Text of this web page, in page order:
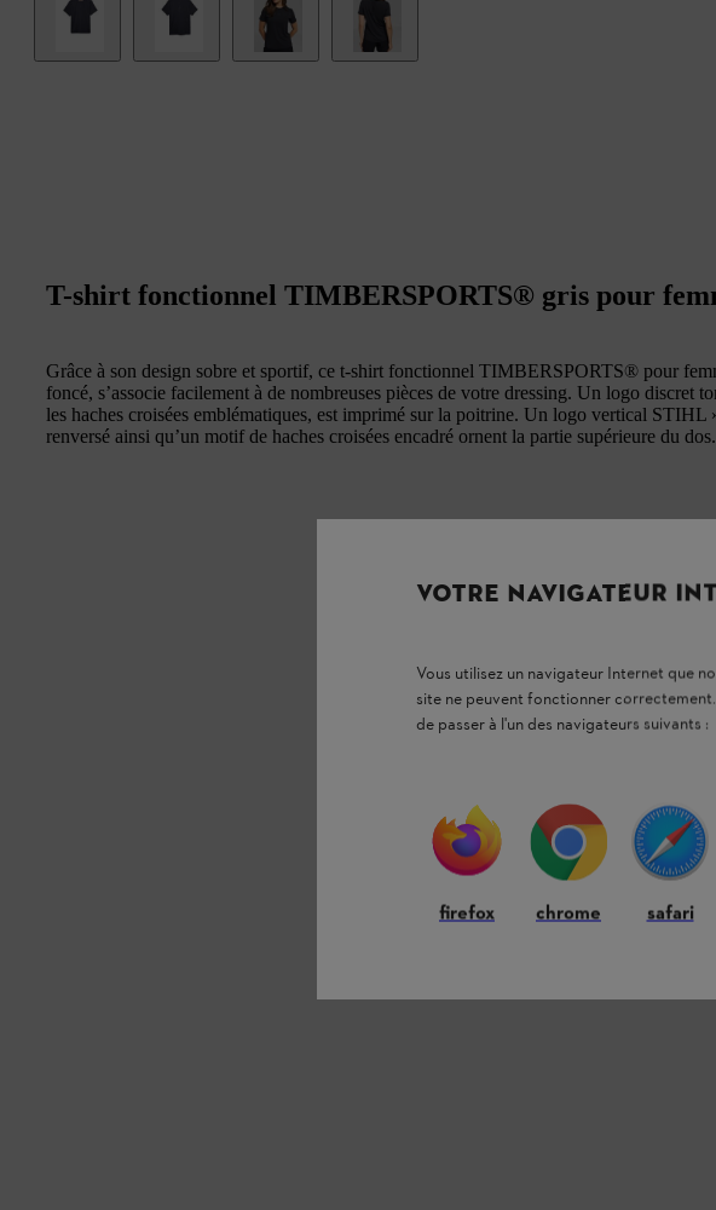
T-shirt fonctionnel TIMBERSPORTS® gris pour
Grâce à son design sobre et sportif, ce t-shirt fonctionnel TIMBERSPORTS® pour
foncé, s’associe facilement à de nombreuses pièces de votre dressing. Un logo discret
les haches croisées emblématiques, est imprimé sur la poitrine. Un logo vertical
renversé ainsi qu’un motif de haches croisées encadré ornent la partie supérieure du dos.
VOTRE NAVIGATEUR
Vous utilisez un navigateur Internet que
site ne peuvent fonctionner
de passer à l'un des navigateurs suivants :
firefox chrome safari